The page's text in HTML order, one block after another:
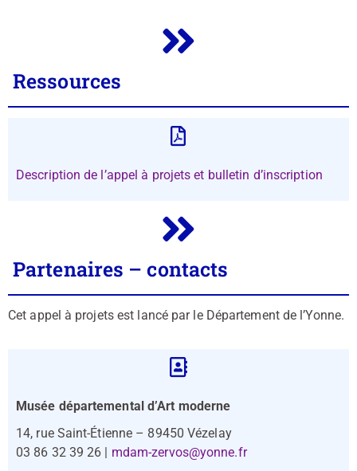
Ressources
Description de l’appel à projets et bulletin d’inscription
Partenaires – contacts
Cet appel à projets est lancé par le Département de l’Yonne.
Musée départemental d’Art moderne
14, rue Saint-Étienne – 89450 Vézelay
03 86 32 39 26 | mdam-zervos@yonne.fr